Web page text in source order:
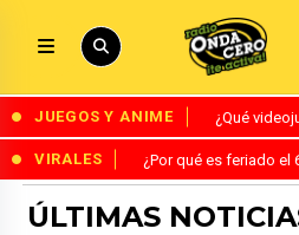
JUEGOS Y ANIME ¿Qué
VIRALES ¿Por qué es feriado el
ÚLTIMAS